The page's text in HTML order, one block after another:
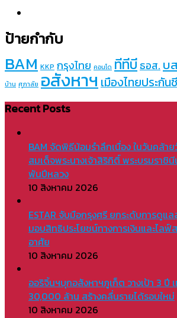
ป้ายกำกับ
BAM KKP กรุงไทย คอนโด ทีทีบีธอส. บ
บ้าน ศุภาลัย อสังหาฯ เมืองไทยประกัน
Recent Posts
BAM จัดพิธีน้อมรำลึกเนื่อง ในวันคล้า
สมเด็จพระนางเจ้าสิริกิติ์ พระบรมราชิ
พันปีหลวง
10 สิงหาคม 2026
ESTAR จับมือกรุงศรี ยกระดับการดูแ
มอบสิทธิประโยชน์ทางการเงินและไล
อาศัย
10 สิงหาคม 2026
ออริจิ้นฯบุกอสังหาฯภูเก็ต วางเป้า 3 ปี
30,000 ล้าน สร้างคลื่นรายได้รอบใหม่
10 สิงหาคม 2026